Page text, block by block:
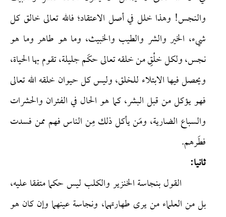
والنجس! وهذا خلل في أصل الاعتقاد؛ فالله تعالى خالق كل
شيء، الخير والشر والطيب والخبيث، وما هو طاهر وما هو
نجس، ولكل خلْقٍ من خلقه تعالى حكَم جليلة، تقوم بها الحياة،
ويحصل فيها الابتلاء للخلق، وليس كل حيوان خلقه الله تعالى
فهو يؤكل من قبل البشر، كما هو الحال في الفئران والحشرات
والسباع الضارية، ومَن يأكل ذلك مِن الناس فهم ممن فسدت
فطَرهم.
ثانيا:
القول بنجاسة الخنزير والكلب ليس حكما متفقا عليه،
بل من العلماء من يرى طهارتهما، ونجاسة عينهما وإن كان هو